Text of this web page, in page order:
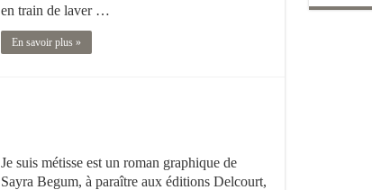
en train de laver …
En savoir plus »
Je suis métisse est un roman graphique de
Sayra Begum, à paraître aux éditions Delcourt,